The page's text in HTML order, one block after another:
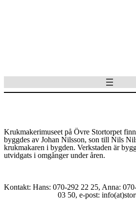
Krukmakerimuseet på Övre Stortorpet
byggdes av Johan Nilsson, son till Nils
krukmakaren i bygden. Verkstaden är
utvidgats i omgånger under åren.
Kontakt: Hans: 070-292 22 25, Anna:
03 50, e-post: